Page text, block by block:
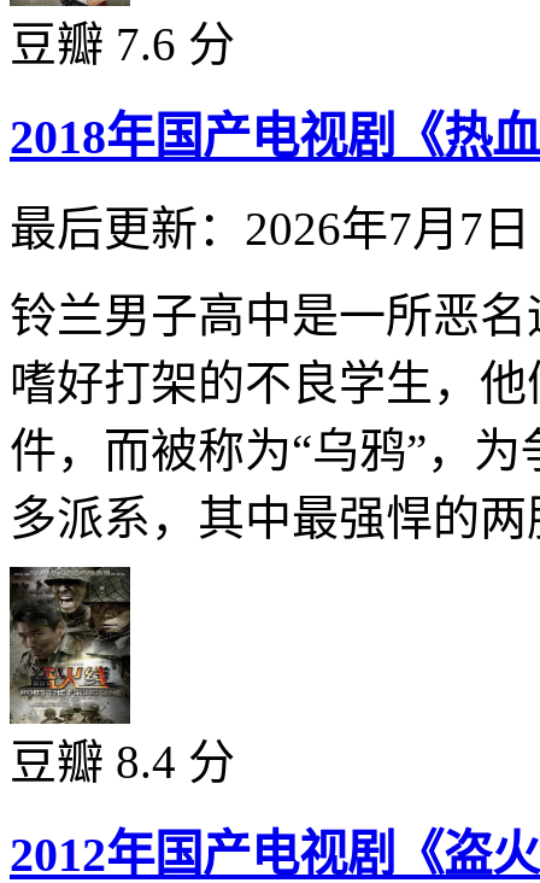
豆瓣 7.6 分
2018年国产电视剧《热
最后更新：2026年7月7日
铃兰男子高中是一所恶
嗜好打架的不良学生，
件，而被称为“乌鸦”，
多派系，其中最强悍的
豆瓣 8.4 分
2012年国产电视剧《盗